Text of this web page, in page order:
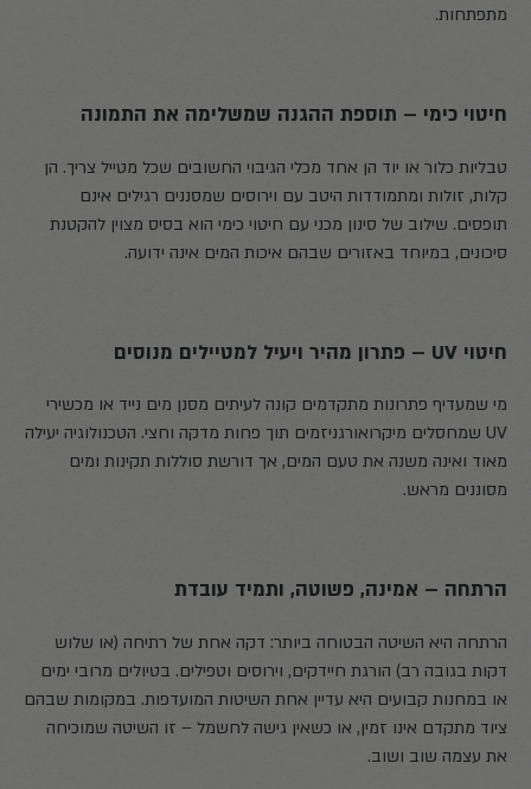
מתפתחות.
חיטוי כימי – תוספת ההגנה שמשלימה את התמונה
טבליות כלור או יוד הן אחד מכלי הגיבוי החשובים שכל מטייל צריך. הן
קלות, זולות ומתמודדות היטב עם וירוסים שמסננים רגילים אינם
תופסים. שילוב של סינון מכני עם חיטוי כימי הוא בסיס מצוין להקטנת
סיכונים, במיוחד באזורים שבהם איכות המים אינה ידועה.
חיטוי UV – פתרון מהיר ויעיל למטיילים מנוסים
מי שמעדיף פתרונות מתקדמים קונה לעיתים מסנן מים נייד או מכשירי
UV שמחסלים מיקרואורגניזמים תוך פחות מדקה וחצי. הטכנולוגיה יעילה
מאוד ואינה משנה את טעם המים, אך דורשת סוללות תקינות ומים
מסוננים מראש.
הרתחה – אמינה, פשוטה, ותמיד עובדת
הרתחה היא השיטה הבטוחה ביותר: דקה אחת של רתיחה (או שלוש
דקות בגובה רב) הורגת חיידקים, וירוסים וטפילים. בטיולים מרובי ימים
או במחנות קבועים היא עדיין אחת השיטות המועדפות. במקומות שבהם
ציוד מתקדם אינו זמין, או כשאין גישה לחשמל – זו השיטה שמוכיחה
את עצמה שוב ושוב.